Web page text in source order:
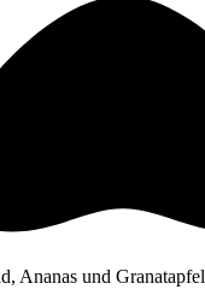
Ananas und Granatapfel